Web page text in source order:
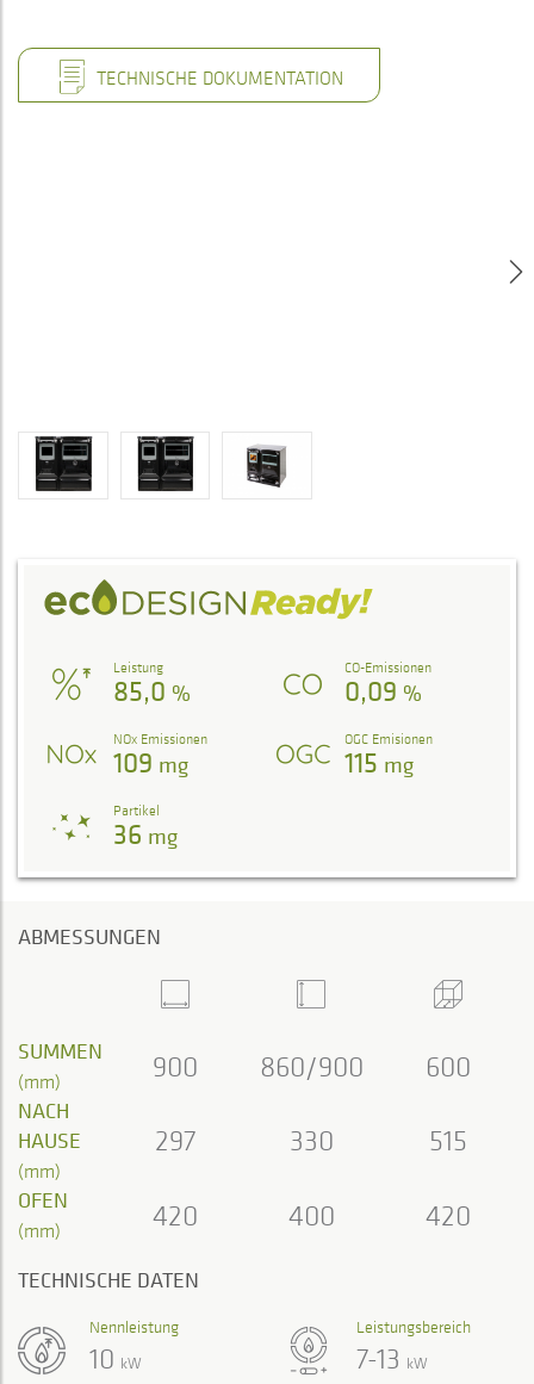
TECHNISCHE DOKUMENTATION
Leistung
85,0 %
CO-Emissionen
0,09 %
NOx Emissionen
109 mg
OGC Emisionen
115 mg
Partikel
36 mg
ABMESSUNGEN
SUMMEN
(mm) 900 860/900 600
NACH
HAUSE
(mm)
297 330 515
OFEN
(mm) 420 400 420
TECHNISCHE DATEN
Leistungsbereich
7-13 kW
Nennleistung
10 kW